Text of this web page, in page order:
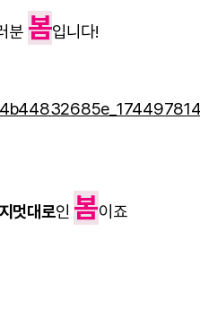
분 봄입니다!
지멋대로인 봄이죠